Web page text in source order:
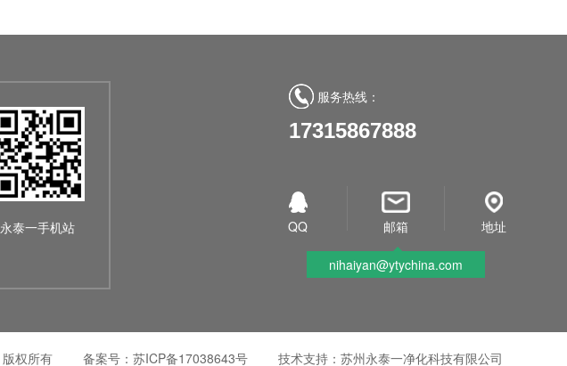
永泰一手机站
服务热线：
17315867888
QQ 邮箱
nihaiyan@ytychina.com
地址
版权所有 备案号： 苏ICP备17038643号 技术支持：苏州永泰一净化科技有限公司